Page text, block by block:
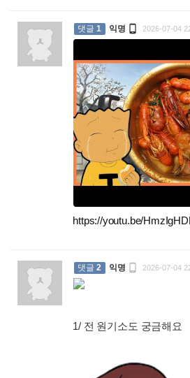
댓글 1 익명  2026-07-04
https://youtu.be/
댓글 2 익명  2026-07-04
1/ 전 원기소도 궁금해요